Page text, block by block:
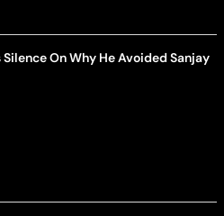
On Why He Avoided Sanjay